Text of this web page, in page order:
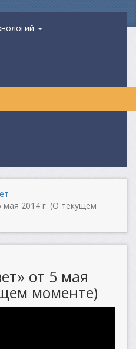
2014 г. (О текущем
от 5 мая
моменте)